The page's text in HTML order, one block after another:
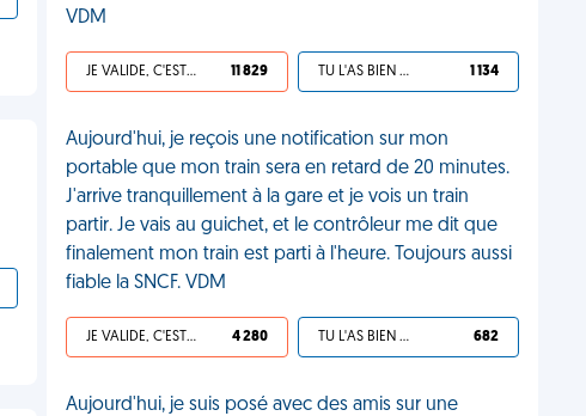
VDM
JE VALIDE, C'EST UNE VDM 11 829 TU L'AS BIEN MÉRITÉ 1 134
Aujourd'hui, je reçois une notification sur mon
portable que mon train sera en retard de 20 minutes.
J'arrive tranquillement à la gare et je vois un train
partir. Je vais au guichet, et le contrôleur me dit que
finalement mon train est parti à l'heure. Toujours aussi
fiable la SNCF. VDM
JE VALIDE, C'EST UNE VDM 4 280 TU L'AS BIEN MÉRITÉ 682
Aujourd'hui, je suis posé avec des amis sur une